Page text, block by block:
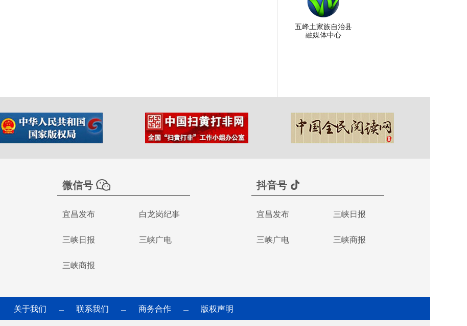
五峰土家族自治县
融媒体中心
微信号
宜昌发布 白龙岗纪事
三峡日报 三峡广电
三峡商报
抖音号
宜昌发布 三峡日报
三峡广电 三峡商报
关于我们 — 联系我们 — 商务合作 — 版权声明